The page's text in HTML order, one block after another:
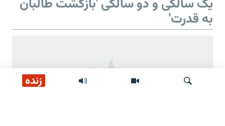
زنده
یک سالگی و دو سالگی 'بازگشت طالبان
به قدرت'